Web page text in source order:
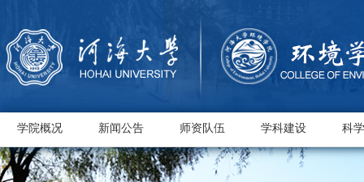
学院概况 新闻公告 师资队伍 学科建设 科